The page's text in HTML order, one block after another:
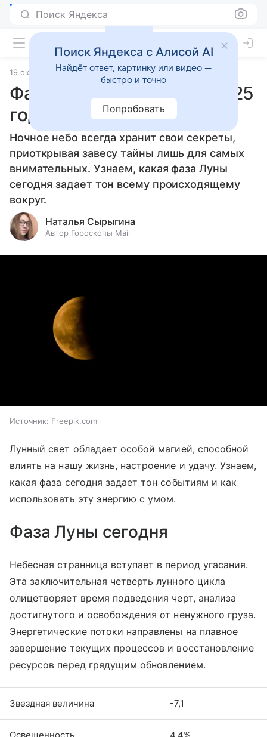
Поиск Яндекса
19 октября 2025 Источник:Гороскопы Mail Статьи
Фаза Луны 19 октября 2025
года
Ночное небо всегда хранит свои секреты,
приоткрывая завесу тайны лишь для самых
внимательных. Узнаем, какая фаза Луны
сегодня задает тон всему происходящему
вокруг.
Наталья Сырыгина
Автор Гороскопы Mail
Источник: Freepik.com
Лунный свет обладает особой магией, способной
влиять на нашу жизнь, настроение и удачу. Узнаем,
какая фаза сегодня задает тон событиям и как
использовать эту энергию с умом.
Фаза Луны сегодня
Небесная странница вступает в период угасания.
Эта заключительная четверть лунного цикла
олицетворяет время подведения черт, анализа
достигнутого и освобождения от ненужного груза.
Энергетические потоки направлены на плавное
завершение текущих процессов и восстановление
ресурсов перед грядущим обновлением.
Звездная величина -7,1
Поиск Яндекса с Алисой AI
Найдёт ответ, картинку или видео —
быстро и точно
Попробовать